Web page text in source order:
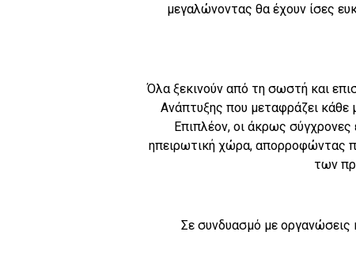
μεγαλώνοντας θα έχουν ίσες
Όλα ξεκινούν από τη σωστή και
Ανάπτυξης που μεταφράζει κάθε
Επιπλέον, οι άκρως
ηπειρωτική χώρα, απορροφώντας
των
Σε συνδυασμό με οργανώσεις